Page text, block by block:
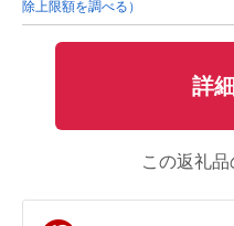
除上限額を調べる）
詳
この返礼品